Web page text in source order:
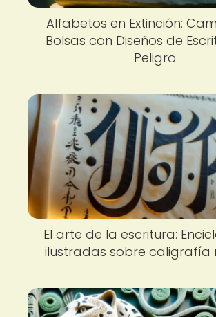
Alfabetos en Extinción:
Bolsas con Diseños de
Peligro
El arte de la escritura:
ilustradas sobre caligrafía